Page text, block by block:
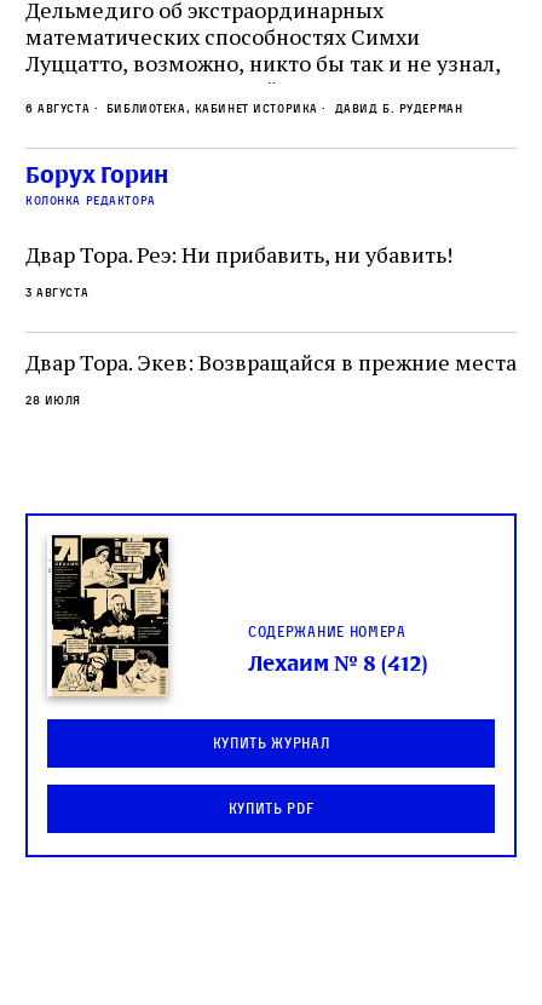
Дельмедиго об экстраординарных
математических способностях Симхи
Луццатто, возможно, никто бы так и не узнал,
что этот эрудированный и несколько
сварливый венецианский талмудист имел
какое‑то отношение к научной деятельности.
На протяжении почти шестидесяти лет,
вплоть до своей кончины, Луццатто был
6 августа Библиотека, кабинет историка Давид Б. Рудерман
Борух Горин
колонка редактора
Двар Тора. Реэ: Ни прибавить, ни убавить!
3 августа
Двар Тора. Экев: Возвращайся в прежние места
28 июля
Содержание номера
Лехаим № 8 (412)
Купить журнал
Купить PDF